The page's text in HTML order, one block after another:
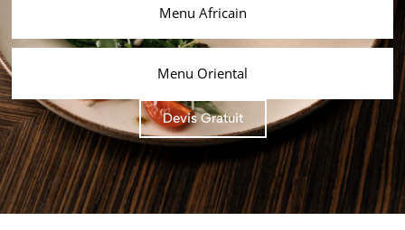
Menu Africain
Menu Oriental
Devis Gratuit